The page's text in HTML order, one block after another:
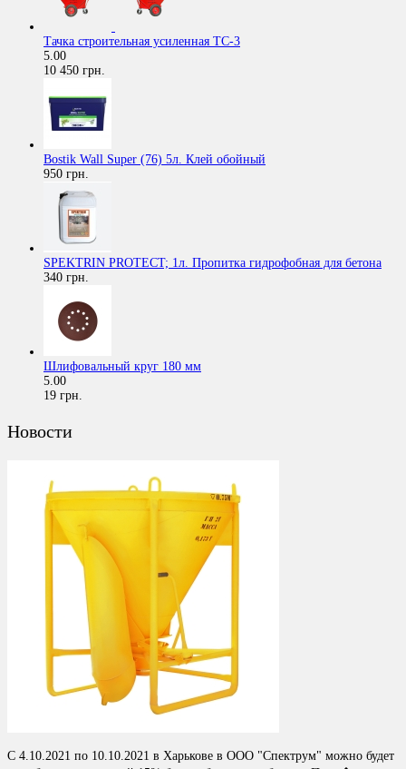
Тачка строительная усиленная ТС-3
5.00
10 450 грн.
Bostik Wall Super (76) 5л. Клей обойный
950 грн.
SPEKTRIN PROTECT; 1л. Пропитка гидрофобная для бетона
340 грн.
Шлифовальный круг 180 мм
5.00
19 грн.
Новости
С 4.10.2021 по 10.10.2021 в Харькове в ООО "Спектрум" можно будет